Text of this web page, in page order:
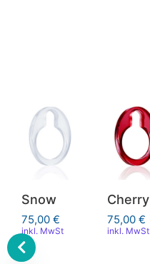
Snow
75,00 €
inkl. MwSt
Cherry
75,00 €
inkl. MwSt